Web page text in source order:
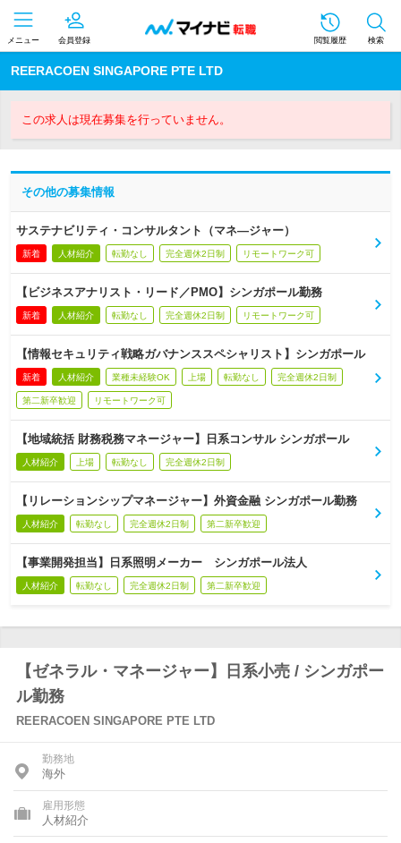
メニュー 会員登録 閲覧履歴 検索
REERACOEN SINGAPORE PTE LTD
この求人は現在募集を行っていません。
その他の募集情報
サステナビリティ・コンサルタント（マネ―ジャー）
新着 人材紹介 転勤なし 完全週休2日制 リモートワーク可
【ビジネスアナリスト・リード／PMO】シンガポール勤務
新着 人材紹介 転勤なし 完全週休2日制 リモートワーク可
【情報セキュリティ戦略ガバナンススペシャリスト】シンガポール
新着 人材紹介 業種未経験OK 上場 転勤なし 完全週休2日制
第二新卒歓迎 リモートワーク可
【地域統括 財務税務マネージャー】日系コンサル シンガポール
人材紹介 上場 転勤なし 完全週休2日制
【リレーションシップマネージャー】外資金融 シンガポール勤務
人材紹介 転勤なし 完全週休2日制 第二新卒歓迎
【事業開発担当】日系照明メーカー シンガポール法人
人材紹介 転勤なし 完全週休2日制 第二新卒歓迎
【ゼネラル・マネージャー】日系小売 / シンガポー
ル勤務
REERACOEN SINGAPORE PTE LTD
勤務地
海外
雇用形態
人材紹介